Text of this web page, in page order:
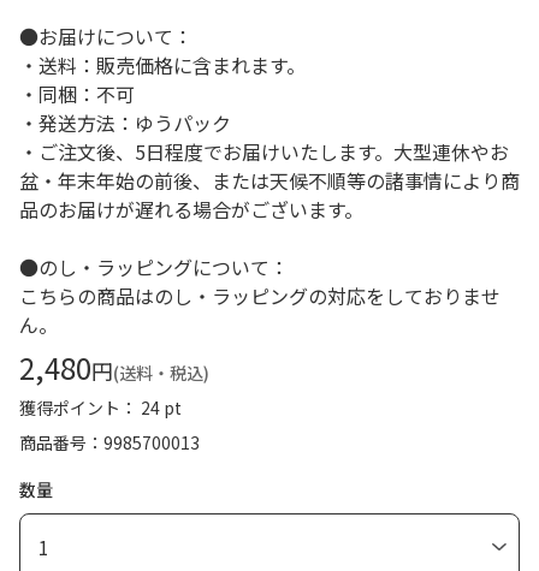
●お届けについて：
・送料：販売価格に含まれます。
・同梱：不可
・発送方法：ゆうパック
・ご注文後、5日程度でお届けいたします。大型連休やお
盆・年末年始の前後、または天候不順等の諸事情により商
品のお届けが遅れる場合がございます。
●のし・ラッピングについて：
こちらの商品はのし・ラッピングの対応をしておりませ
ん。
2,480円(送料・税込)
獲得ポイント： 24 pt
商品番号
9985700013
数量
1